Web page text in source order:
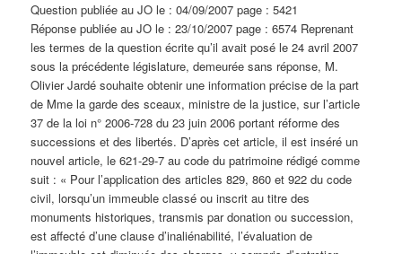
Question publiée au JO le : 04/09/2007 page : 5421
Réponse publiée au JO le : 23/10/2007 page : 6574 Reprenant
les termes de la question écrite qu’il avait posé le 24 avril 2007
sous la précédente législature, demeurée sans réponse, M.
Olivier Jardé souhaite obtenir une information précise de la part
de Mme la garde des sceaux, ministre de la justice, sur l’article
37 de la loi n° 2006-728 du 23 juin 2006 portant réforme des
successions et des libertés. D’après cet article, il est inséré un
nouvel article, le 621-29-7 au code du patrimoine rédigé comme
suit : « Pour l’application des articles 829, 860 et 922 du code
civil, lorsqu’un immeuble classé ou inscrit au titre des
monuments historiques, transmis par donation ou succession,
est affecté d’une clause d’inaliénabilité, l’évaluation de